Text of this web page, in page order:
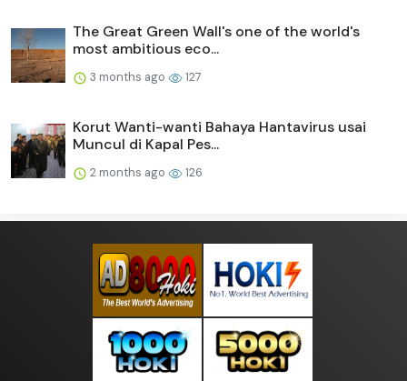
The Great Green Wall's one of the world's
most ambitious eco...
3 months ago 127
Korut Wanti-wanti Bahaya Hantavirus usai
Muncul di Kapal Pes...
2 months ago 126